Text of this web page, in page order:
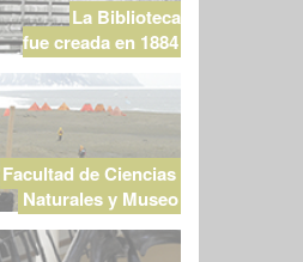
La Biblioteca
fue creada en 1884
Facultad de Ciencias
Naturales y Museo